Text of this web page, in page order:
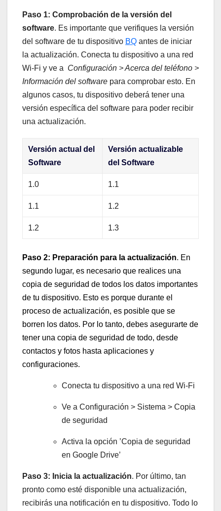
Paso 1: Comprobación de la versión del
software. ⁤Es importante que ​verifiques la⁢ versión
del software de‍ tu dispositivo ⁣ BQ antes ⁣de ‍iniciar
la‌ actualización. Conecta⁢ tu dispositivo a ‍una red⁣
Wi-Fi​ y ve a ‍ Configuración > Acerca del teléfono >
Información del software para comprobar esto. En
algunos casos, ‍tu dispositivo deberá‌ tener una
versión específica del software ⁤para‍ poder recibir
una actualización.
Versión​ actual⁣ del
Software
Versión‍ actualizable
del‌ Software
1.0 1.1
1.1 1.2
1.2 1.3
Paso 2: ‍Preparación para la actualización. En‌
segundo ⁣lugar, es necesario que realices una
‌copia de seguridad de todos los ​datos importantes
de⁤ tu dispositivo. Esto es porque durante el ​
proceso ​de actualización, es ⁢posible que se
borren los datos. ​Por ‍lo tanto, debes asegurarte de⁤
tener ⁢una copia de seguridad ‌de todo, ​desde
contactos y fotos hasta aplicaciones⁤ y
configuraciones.
Conecta tu dispositivo a ⁤una red Wi-Fi
Ve a Configuración​ > Sistema ⁢> Copia
‌de seguridad
Activa la ‌opción ‍’Copia de ⁤seguridad
⁢en Google Drive’
Paso 3: Inicia la actualización. ⁤Por último, tan​
pronto⁣ como esté‍ disponible una ⁢actualización,
recibirás ⁣una notificación en⁣ tu dispositivo.⁣ Todo lo